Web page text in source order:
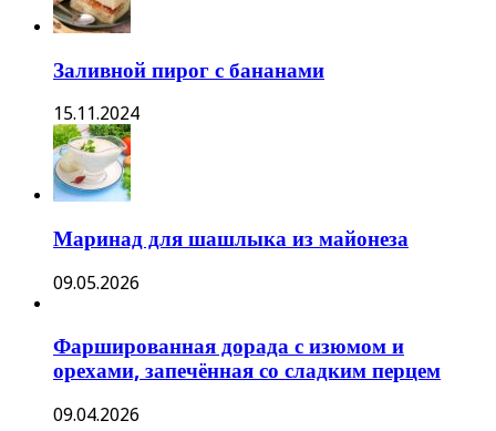
Заливной пирог с бананами
15.11.2024
Маринад для шашлыка из майонеза
09.05.2026
Фаршированная дорада с изюмом и
орехами, запечённая со сладким перцем
09.04.2026